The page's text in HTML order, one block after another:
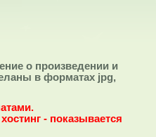
о произведении и
в форматах jpg,
- показывается